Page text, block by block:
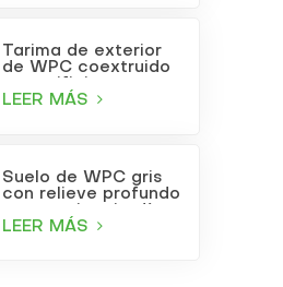
Tarima de exterior
de WPC coextruido
cuadrados, color gris
LEER MÁS
Suelo de WPC gris
con relieve profundo
LEER MÁS